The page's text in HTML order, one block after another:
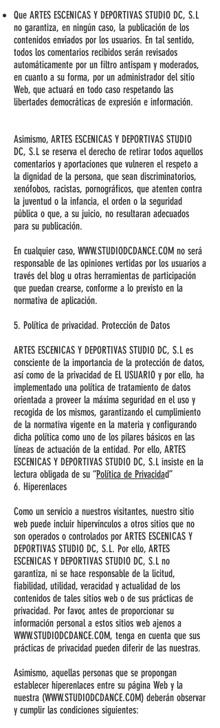
Que ARTES ESCENICAS Y DEPORTIVAS STUDIO DC, S.L
no garantiza, en ningún caso, la publicación de los
contenidos enviados por los usuarios. En tal sentido,
todos los comentarios recibidos serán revisados
automáticamente por un filtro antispam y moderados,
en cuanto a su forma, por un administrador del sitio
Web, que actuará en todo caso respetando las
libertades democráticas de expresión e información.
Asimismo, ARTES ESCENICAS Y DEPORTIVAS STUDIO
DC, S.L se reserva el derecho de retirar todos aquellos
comentarios y aportaciones que vulneren el respeto a
la dignidad de la persona, que sean discriminatorios,
xenófobos, racistas, pornográficos, que atenten contra
la juventud o la infancia, el orden o la seguridad
pública o que, a su juicio, no resultaran adecuados
para su publicación.
En cualquier caso, WWW.STUDIODCDANCE.COM no será
responsable de las opiniones vertidas por los usuarios a
través del blog u otras herramientas de participación
que puedan crearse, conforme a lo previsto en la
normativa de aplicación.
5. Política de privacidad. Protección de Datos
ARTES ESCENICAS Y DEPORTIVAS STUDIO DC, S.L es
consciente de la importancia de la protección de datos,
así como de la privacidad de EL USUARIO y por ello, ha
implementado una política de tratamiento de datos
orientada a proveer la máxima seguridad en el uso y
recogida de los mismos, garantizando el cumplimiento
de la normativa vigente en la materia y configurando
dicha política como uno de los pilares básicos en las
líneas de actuación de la entidad. Por ello, ARTES
ESCENICAS Y DEPORTIVAS STUDIO DC, S.L insiste en la
lectura obligada de su “Política de Privacidad”
6. Hiperenlaces
Como un servicio a nuestros visitantes, nuestro sitio
web puede incluir hipervínculos a otros sitios que no
son operados o controlados por ARTES ESCENICAS Y
DEPORTIVAS STUDIO DC, S.L. Por ello, ARTES
ESCENICAS Y DEPORTIVAS STUDIO DC, S.L no
garantiza, ni se hace responsable de la licitud,
fiabilidad, utilidad, veracidad y actualidad de los
contenidos de tales sitios web o de sus prácticas de
privacidad. Por favor, antes de proporcionar su
información personal a estos sitios web ajenos a
WWW.STUDIODCDANCE.COM, tenga en cuenta que sus
prácticas de privacidad pueden diferir de las nuestras.
Asimismo, aquellas personas que se propongan
establecer hiperenlaces entre su página Web y la
nuestra (WWW.STUDIODCDANCE.COM) deberán observar
y cumplir las condiciones siguientes: